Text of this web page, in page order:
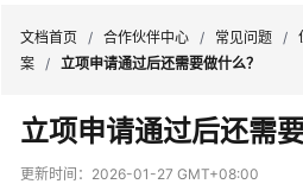
户
指
文档首页 / 合作伙伴中心 / 常见问题 /
案 / 立项申请通过后还需要做什么？
立项申请通过后还需
更新时间： 2026-01-27 GMT+08:00